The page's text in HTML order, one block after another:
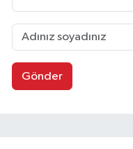
Gönder